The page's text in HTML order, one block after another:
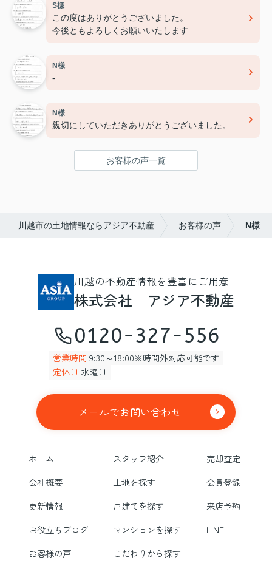
S様
この度はありがとうございました。
今後ともよろしくお願いいたします
N様
-
N様
親切にしていただきありがとうございました。
お客様の声一覧
川越市の土地情報ならアジア不動産 お客様の声 N様
川越の不動産情報を豊富にご用意
株式会社 アジア不動産
0120-327-556
営業時間 9:30～18:00※時間外対応可能です
定休日 水曜日
メールでお問い合わせ
ホーム スタッフ紹介
売却査定
会社概要
土地を探す
会員登録
更新情報
戸建てを探す
来店予約
お役立ちブログ
マンションを探す
LINE
お客様の声
こだわりから探す